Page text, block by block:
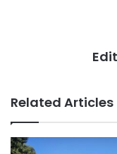
Related Articles